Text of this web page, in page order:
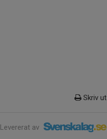
Skriv ut
Levererat av